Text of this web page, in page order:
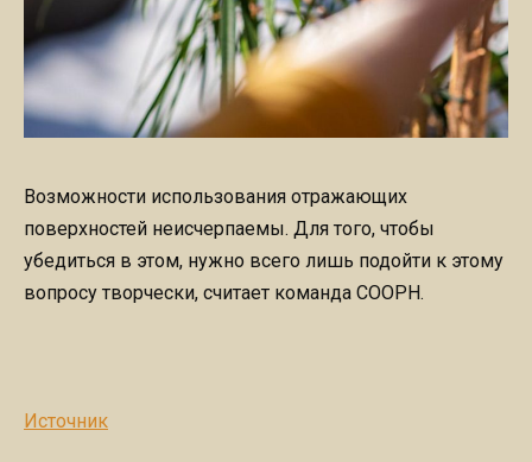
Возможности использования отражающих
поверхностей неисчерпаемы. Для того, чтобы
убедиться в этом, нужно всего лишь подойти к этому
вопросу творчески, считает команда COOPH.
Источник